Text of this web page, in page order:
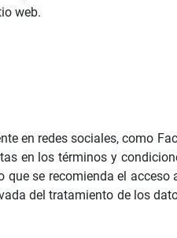
web.
en redes sociales, como
en los términos y
que se recomienda el
del tratamiento de los